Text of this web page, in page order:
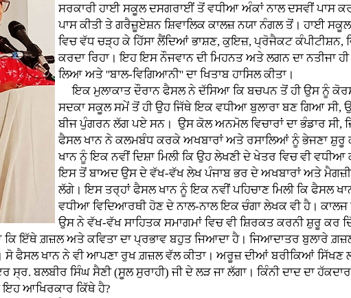
ਸਰਕਾਰੀ ਹਾਈ ਸਕੂਲ ਦਸਗਰਾਈਂ ਤੋਂ ਵਧੀਆ ਅੰਕਾਂ ਨਾਲ ਦਸਵੀਂ ਪਾਸ
ਪਾਸ ਕੀਤੀ ਤੇ ਗਰੈਜ਼ੂਏਸ਼ਨ ਸ਼ਿਵਾਲਿਕ ਕਾਲਜ਼ ਨਯਾ ਨੰਗਲ ਤੋਂ। ਹਾਈ
ਵਿਚ ਵੱਧ ਚੜ੍ਹ ਕੇ ਹਿੱਸਾ ਲੈਂਦਿਆਂ ਭਾਸ਼ਣ, ਕੁਇਜ਼, ਪ੍ਰੋਜੈਕਟ
ਕਰਦਾ ਰਿਹਾ। ਇਹ ਇਸ ਨੌਜਵਾਨ ਦੀ ਮਿਹਨਤ ਅਤੇ ਲਗਨ ਦਾ ਨਤੀਜਾ
ਲਿਆ ਅਤੇ ''ਬਾਲ-ਵਿਗਿਆਨੀ'' ਦਾ ਖਿਤਾਬ ਹਾਸਿਲ ਕੀਤਾ।
ਇਕ ਮੁਲਾਕਾਤ ਦੌਰਾਨ ਫੈਸਲ ਨੇ ਦੱਸਿਆ ਕਿ ਬਚਪਨ ਤੋਂ ਹੀ ਉਸ ਨੂੰ
ਸਦਕਾ ਸਕੂਲ ਸਮੇਂ ਤੋਂ ਹੀ ਉਹ ਜਿੱਥੇ ਇਕ ਵਧੀਆ ਬੁਲਾਰਾ ਬਣ ਗਿਆ
ਬੀਜ ਪੁੰਗਰਨ ਲੱਗ ਪਏ ਸਨ। ਉਸ ਕੋਲ ਅਨਮੋਲ ਵਿਚਾਰਾਂ ਦਾ ਭੰਡਾਰ ਸੀ,
ਫੈਸਲ ਖਾਨ ਨੇ ਕਲਮਬੰਧ ਕਰਕੇ ਅਖਬਾਰਾਂ ਅਤੇ ਰਸਾਲਿਆਂ ਨੂੰ ਭੇਜਣਾ ਸ਼ੁਰੂ
ਖਾਨ ਨੂੰ ਇਕ ਨਵੀਂ ਦਿਸ਼ਾ ਮਿਲੀ ਕਿ ਉਹ ਲੇਖਣੀ ਦੇ ਖੇਤਰ ਵਿਚ ਵੀ ਵਧੀਆ
ਇਸ ਤੋਂ ਬਾਅਦ ਉਸ ਦੇ ਵੱਖ-ਵੱਖ ਲੇਖ ਪੰਜਾਬ ਭਰ ਦੇ ਅਖਬਾਰਾਂ ਅਤੇ
ਲੱਗੇ। ਇਸ ਤਰ੍ਹਾਂ ਫੈਸਲ ਖਾਨ ਨੂੰ ਇਕ ਨਵੀਂ ਪਹਿਚਾਣ ਮਿਲੀ ਕਿ ਫੈਸਲ
ਵਧੀਆ ਵਿਦਿਆਰਥੀ ਹੋਣ ਦੇ ਨਾਲ-ਨਾਲ ਇਕ ਚੰਗਾ ਲੇਖਕ ਵੀ ਹੈ।
ਉਸ ਨੇ ਵੱਖ-ਵੱਖ ਸਾਹਿਤਕ ਸਮਾਗਮਾਂ ਵਿਚ ਵੀ ਸ਼ਿਰਕਤ ਕਰਨੀ ਸ਼ੁਰੂ ਕਰ
ਇੱਥੇ ਗ਼ਜ਼ਲ ਅਤੇ ਕਵਿਤਾ ਦਾ ਪ੍ਰਭਾਵ ਬਹੁਤ ਜਿਆਦਾ ਹੈ। ਜਿਆਦਾਤਰ ਬੁਲਾਰੇ
ਸੋ ਫੈਸਲ ਖਾਨ ਨੇ ਵੀ ਆਪਣਾ ਰੁਖ ਗ਼ਜ਼ਲ ਵੱਲ ਕੀਤਾ। ਅਰੂਜ਼ ਦੀਆਂ ਬਰੀਕਿਆਂ
ਬਲਬੀਰ ਸਿੰਘ ਸੈਣੀ (ਸੂਲ ਸੁਰਾਹੀ) ਜੀ ਦੇ ਲੜ ਜਾ ਲੱਗਾ। ਕਿੰਨੀ ਦਾਦ ਦਾ
ਆਖਿਰਕਾਰ ਕਿੱਥੇ ਹੈ?